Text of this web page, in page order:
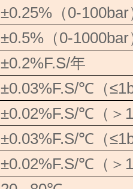
±0.25% （0-100bar
±0.5% （0-1000bar
±0.2%F.S/年
±0.03%F.S/℃（≤
±0.02%F.S/℃（＞
±0.03%F.S/℃（≤
±0.02%F.S/℃（＞